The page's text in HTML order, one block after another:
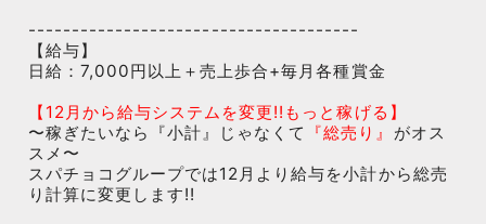
--------------------------------------
【給与】
日給：7,000円以上＋売上歩合+毎月各種賞金
【12月から給与システムを変更!!もっと稼げる】
〜稼ぎたいなら『小計』じゃなくて
『総売り』 がオス
スメ〜
スパチョコグループでは12月より給与を小計から総売
り計算に変更します!!